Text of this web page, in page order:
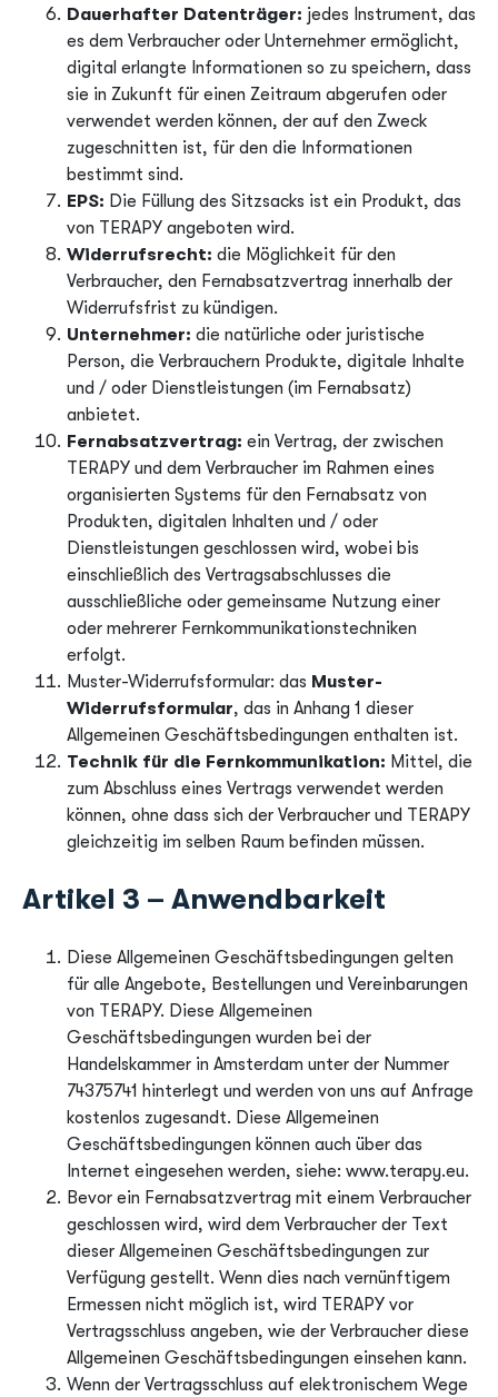
Dauerhafter Datenträger: jedes Instrument, das
es dem Verbraucher oder Unternehmer ermöglicht,
digital erlangte Informationen so zu speichern, dass
sie in Zukunft für einen Zeitraum abgerufen oder
verwendet werden können, der auf den Zweck
zugeschnitten ist, für den die Informationen
bestimmt sind.
EPS: Die Füllung des Sitzsacks ist ein Produkt, das
von TERAPY angeboten wird.
Widerrufsrecht: die Möglichkeit für den
Verbraucher, den Fernabsatzvertrag innerhalb der
Widerrufsfrist zu kündigen.
Unternehmer: die natürliche oder juristische
Person, die Verbrauchern Produkte, digitale Inhalte
und / oder Dienstleistungen (im Fernabsatz)
anbietet.
Fernabsatzvertrag: ein Vertrag, der zwischen
TERAPY und dem Verbraucher im Rahmen eines
organisierten Systems für den Fernabsatz von
Produkten, digitalen Inhalten und / oder
Dienstleistungen geschlossen wird, wobei bis
einschließlich des Vertragsabschlusses die
ausschließliche oder gemeinsame Nutzung einer
oder mehrerer Fernkommunikationstechniken
erfolgt.
Muster-Widerrufsformular: das Muster-
Widerrufsformular, das in Anhang 1 dieser
Allgemeinen Geschäftsbedingungen enthalten ist.
Technik für die Fernkommunikation: Mittel, die
zum Abschluss eines Vertrags verwendet werden
können, ohne dass sich der Verbraucher und TERAPY
gleichzeitig im selben Raum befinden müssen.
Artikel 3 – Anwendbarkeit
Diese Allgemeinen Geschäftsbedingungen gelten
für alle Angebote, Bestellungen und Vereinbarungen
von TERAPY. Diese Allgemeinen
Geschäftsbedingungen wurden bei der
Handelskammer in Amsterdam unter der Nummer
74375741 hinterlegt und werden von uns auf Anfrage
kostenlos zugesandt. Diese Allgemeinen
Geschäftsbedingungen können auch über das
Internet eingesehen werden, siehe: www.terapy.eu.
Bevor ein Fernabsatzvertrag mit einem Verbraucher
geschlossen wird, wird dem Verbraucher der Text
dieser Allgemeinen Geschäftsbedingungen zur
Verfügung gestellt. Wenn dies nach vernünftigem
Ermessen nicht möglich ist, wird TERAPY vor
Vertragsschluss angeben, wie der Verbraucher diese
Allgemeinen Geschäftsbedingungen einsehen kann.
Wenn der Vertragsschluss auf elektronischem Wege